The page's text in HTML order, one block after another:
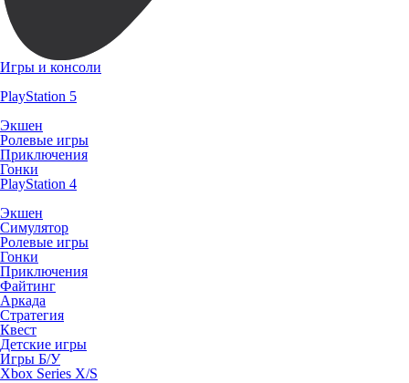
Игры и консоли
PlayStation 5
Экшен
Ролевые игры
Приключения
Гонки
PlayStation 4
Экшен
Симулятор
Ролевые игры
Гонки
Приключения
Файтинг
Аркада
Стратегия
Квест
Детские игры
Игры Б/У
Xbox Series X/S